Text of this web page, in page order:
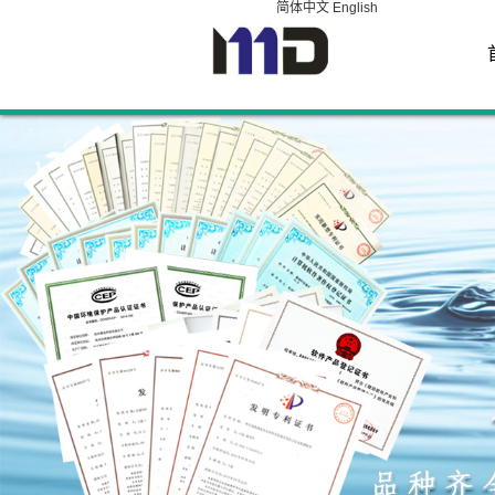
简体中文 English